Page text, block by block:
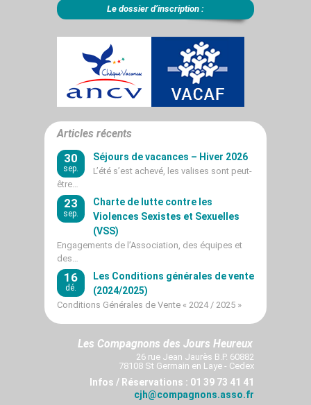
Le dossier d’inscription :
Articles récents
30
sep.
Séjours de vacances – Hiver 2026
L’été s’est achevé, les valises sont peut-
être…
23
sep.
Charte de lutte contre les
Violences Sexistes et Sexuelles
(VSS)
Engagements de l’Association, des équipes et
des…
16
dé.
Les Conditions générales de vente
(2024/2025)
Conditions Générales de Vente « 2024 / 2025 »
Les Compagnons des Jours Heureux
26 rue Jean Jaurès B.P. 60882
78108 St Germain en Laye - Cedex
Infos / Réservations : 01 39 73 41 41
cjh@compagnons.asso.fr